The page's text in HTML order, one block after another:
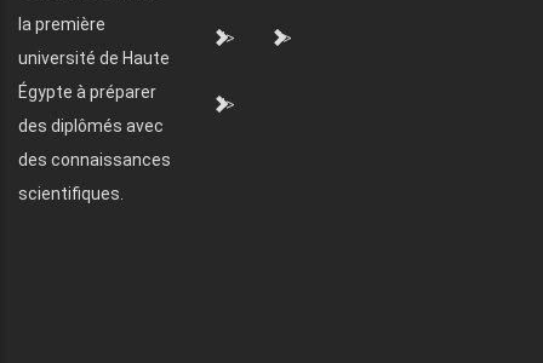
la première
université de Haute
Égypte à préparer
des diplômés avec
des connaissances
scientifiques.
"> ">
">